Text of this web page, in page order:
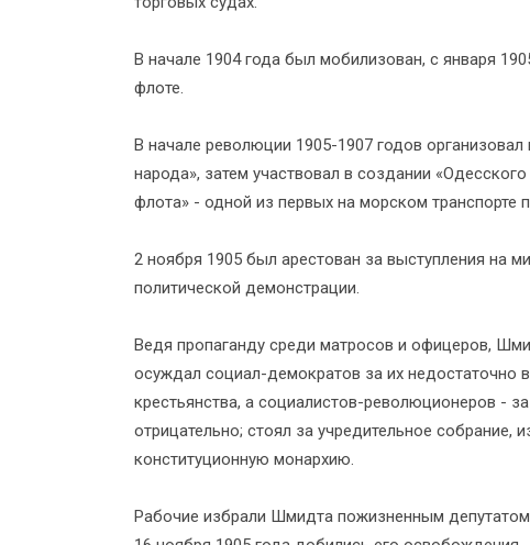
В начале 1904 года был мобилизован, с января
флоте.
В начале революции 1905-1907 годов
народа», затем участвовал в создании
флота» - одной из первых на морском транспорте
2 ноября 1905 был арестован за выступления на
политической демонстрации.
Ведя пропаганду среди матросов и офицеров,
осуждал социал-демократов за их недостаточно
крестьянства, а социалистов-революционеров -
отрицательно; стоял за учредительное собрание,
конституционную монархию.
Рабочие избрали Шмидта пожизненным